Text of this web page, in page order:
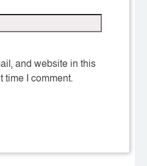
and website in this
time I comment.